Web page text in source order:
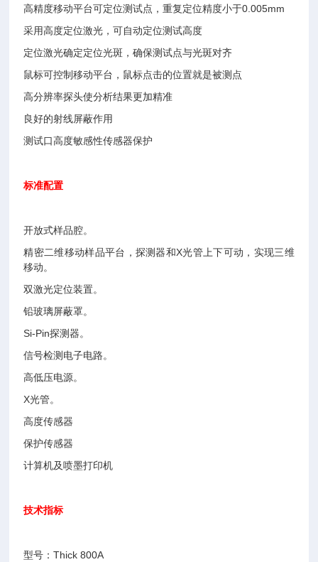
高精度移动平台可定位测试点，重复定位精度小于0.005mm
采用高度定位激光，可自动定位测试高度
定位激光确定定位光斑，确保测试点与光斑对齐
鼠标可控制移动平台，鼠标点击的位置就是被测点
高分辨率探头使分析结果更加精准
良好的射线屏蔽作用
测试口高度敏感性传感器保护
标准配置
开放式样品腔。
精密二维移动样品平台，探测器和X光管上下可动，实现三维
移动。
双激光定位装置。
铅玻璃屏蔽罩。
Si-Pin探测器。
信号检测电子电路。
高低压电源。
X光管。
高度传感器
保护传感器
计算机及喷墨打印机
技术指标
型号：Thick 800A